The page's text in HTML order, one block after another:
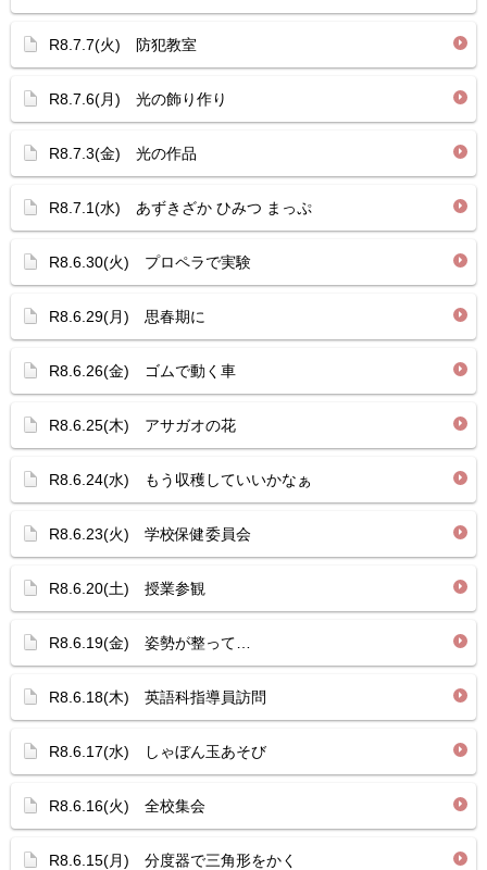
R8.7.7(火) 防犯教室
R8.7.6(月) 光の飾り作り
R8.7.3(金) 光の作品
R8.7.1(水) あずきざか ひみつ まっぷ
R8.6.30(火) プロペラで実験
R8.6.29(月) 思春期に
R8.6.26(金) ゴムで動く車
R8.6.25(木) アサガオの花
R8.6.24(水) もう収穫していいかなぁ
R8.6.23(火) 学校保健委員会
R8.6.20(土) 授業参観
R8.6.19(金) 姿勢が整って…
R8.6.18(木) 英語科指導員訪問
R8.6.17(水) しゃぼん玉あそび
R8.6.16(火) 全校集会
R8.6.15(月) 分度器で三角形をかく